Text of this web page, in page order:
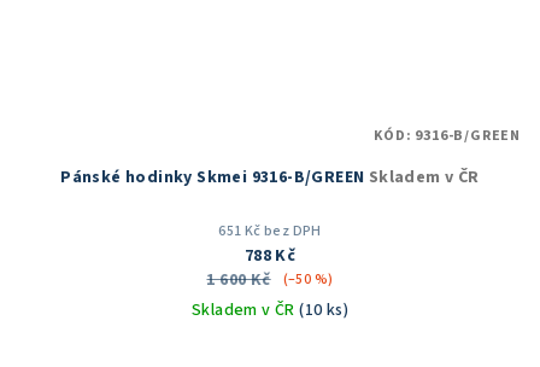
Pánské hodinky Skmei 9316-B/GREEN Skladem v ČR
651 Kč bez DPH
788 Kč
1 600 Kč
(–50 %)
Skladem v ČR(10 ks)
KÓD: 9316-B/GREEN